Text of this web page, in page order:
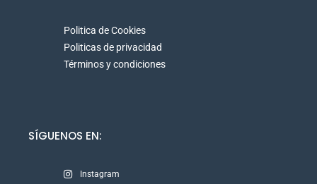
Politica de Cookies
Politicas de privacidad
Términos y condiciones
SÍGUENOS EN:
Instagram